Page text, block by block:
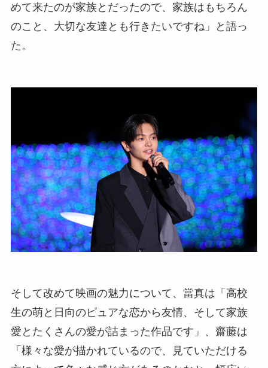
めて来たのが家族とだったので、家族はもちろん
のこと、大切な友達とも行きたいですね」と語っ
た。
そして改めて映画の魅力について、當真は「高校
生の萌と日向のピュアな恋から友情、そして家族
愛とたくさんの愛が詰まった作品です」、齋藤は
「様々な愛が描かれているので、見ていただける